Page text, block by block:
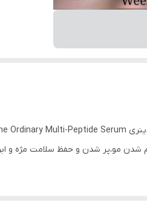
مو،پر شدن و حفظ سلامت مژه و